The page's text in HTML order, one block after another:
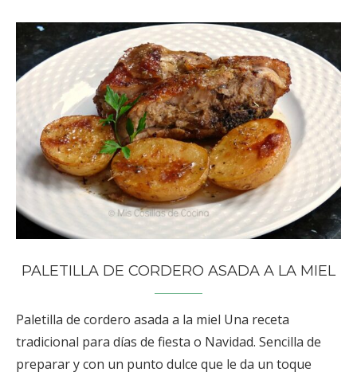
PALETILLA DE CORDERO ASADA A LA MIEL
Paletilla de cordero asada a la miel Una receta
tradicional para días de fiesta o Navidad. Sencilla de
preparar y con un punto dulce que le da un toque